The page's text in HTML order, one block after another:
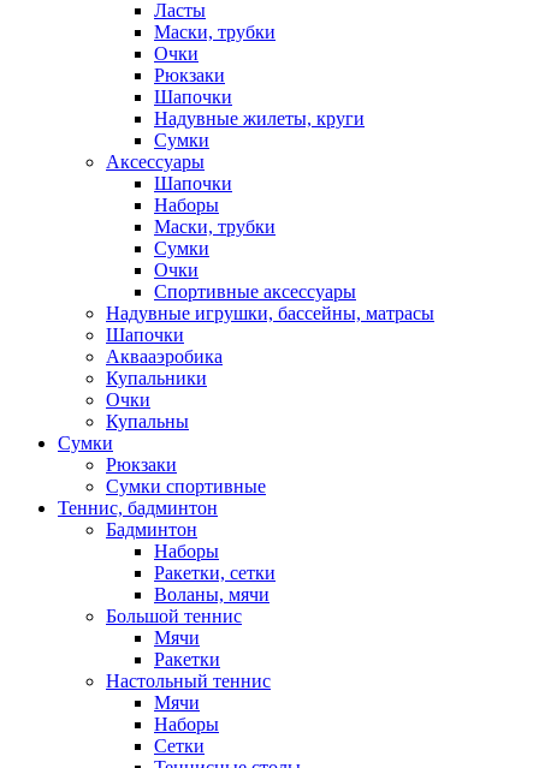
Ласты
Маски, трубки
Очки
Рюкзаки
Шапочки
Надувные жилеты, круги
Сумки
Аксессуары
Шапочки
Наборы
Маски, трубки
Сумки
Очки
Спортивные аксессуары
Надувные игрушки, бассейны, матрасы
Шапочки
Аквааэробика
Купальники
Очки
Купальны
Сумки
Рюкзаки
Сумки спортивные
Теннис, бадминтон
Бадминтон
Наборы
Ракетки, сетки
Воланы, мячи
Большой теннис
Мячи
Ракетки
Настольный теннис
Мячи
Наборы
Сетки